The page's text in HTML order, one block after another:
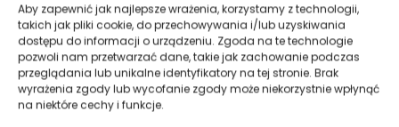
Aby zapewnić jak najlepsze wrażenia, korzystamy z technologii,
takich jak pliki cookie, do przechowywania i/lub uzyskiwania
dostępu do informacji o urządzeniu. Zgoda na te technologie
pozwoli nam przetwarzać dane, takie jak zachowanie podczas
przeglądania lub unikalne identyfikatory na tej stronie. Brak
wyrażenia zgody lub wycofanie zgody może niekorzystnie wpłynąć
na niektóre cechy i funkcje.
Spray do Pomieszczeń
Revers Smooth Touch
17,49zł